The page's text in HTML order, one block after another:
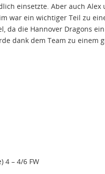
einsetzte. Aber auch
war ein wichtiger Teil zu
da die Hannover Dragons
dank dem Team zu einem
4 – 4/6 FW